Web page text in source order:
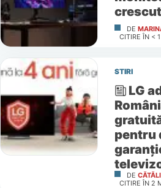
DE
CITIRE ÎN < 1
STIRI
LG
pentru
DE
CITIRE ÎN 2